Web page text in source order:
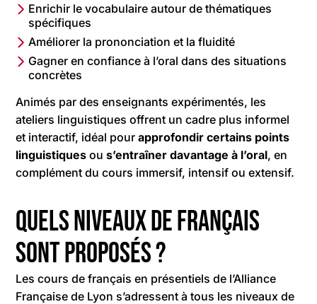
Enrichir le vocabulaire autour de thématiques
spécifiques
Améliorer la prononciation et la fluidité
Gagner en confiance à l’oral dans des situations
concrètes
Animés par des enseignants expérimentés, les
ateliers linguistiques offrent un cadre plus informel
et interactif, idéal pourapprofondir certains points
linguistiques ous’entraîner davantage à l’oral, en
complément du cours immersif, intensif ou extensif.
Quels niveaux de français
sont proposés ?
Les cours de français en présentiels de l’Alliance
Française de Lyon s’adressent à tous les niveaux de